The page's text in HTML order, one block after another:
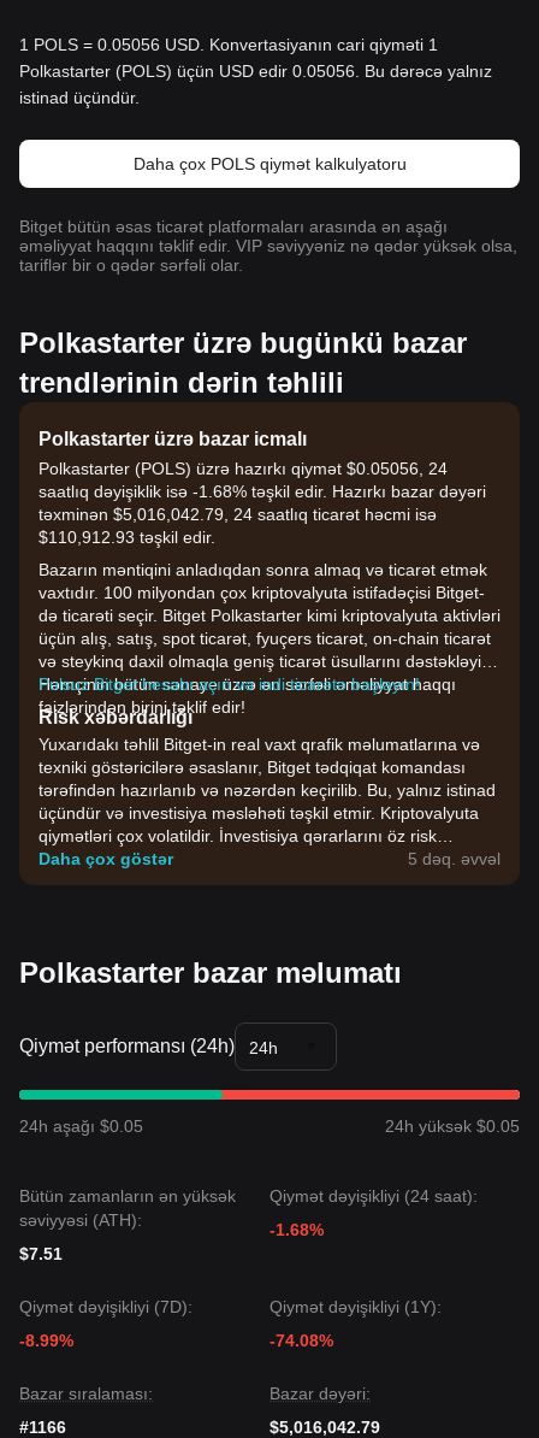
1 POLS = 0.05056 USD. Konvertasiyanın cari qiyməti 1
Polkastarter (POLS) üçün USD edir 0.05056. Bu dərəcə yalnız
istinad üçündür.
Daha çox POLS qiymət kalkulyatoru
Bitget bütün əsas ticarət platformaları arasında ən aşağı
əməliyyat haqqını təklif edir. VIP səviyyəniz nə qədər yüksək olsa,
tariflər bir o qədər sərfəli olar.
Polkastarter üzrə bugünkü bazar
trendlərinin dərin təhlili
Polkastarter üzrə bazar icmalı
Polkastarter (POLS) üzrə hazırkı qiymət $0.05056, 24
saatlıq dəyişiklik isə -1.68% təşkil edir. Hazırkı bazar dəyəri
təxminən $5,016,042.79, 24 saatlıq ticarət həcmi isə
$110,912.93 təşkil edir.
Bazarın məntiqini anladıqdan sonra almaq və ticarət etmək
vaxtıdır. 100 milyondan çox kriptovalyuta istifadəçisi Bitget-
də ticarəti seçir. Bitget Polkastarter kimi kriptovalyuta aktivləri
üçün alış, satış, spot ticarət, fyuçers ticarət, on-chain ticarət
və steykinq daxil olmaqla geniş ticarət üsullarını dəstəkləyir.
Həmçinin bütün sənaye üzrə ən sərfəli əməliyyat haqqı
faizlərindən birini təklif edir!
Pulsuz Bitget hesabı açın və indi ticarətə başlayın!
Risk xəbərdarlığı
Yuxarıdakı təhlil Bitget-in real vaxt qrafik məlumatlarına və
texniki göstəricilərə əsaslanır, Bitget tədqiqat komandası
tərəfindən hazırlanıb və nəzərdən keçirilib. Bu, yalnız istinad
üçündür və investisiya məsləhəti təşkil etmir. Kriptovalyuta
qiymətləri çox volatildir. İnvestisiya qərarlarını öz risk
dözümlülüyünüzə əsasən verin.
Daha çox göstər 5 dəq. əvvəl
Polkastarter bazar məlumatı
Qiymət performansı (24h) 24h
24h aşağı $0.05 24h yüksək $0.05
Bütün zamanların ən yüksək
səviyyəsi (ATH):
$7.51
Qiymət dəyişikliyi (24 saat):
-1.68%
Qiymət dəyişikliyi (7D):
-8.99%
Qiymət dəyişikliyi (1Y):
-74.08%
Bazar sıralaması:
#1166
Bazar dəyəri:
$5,016,042.79